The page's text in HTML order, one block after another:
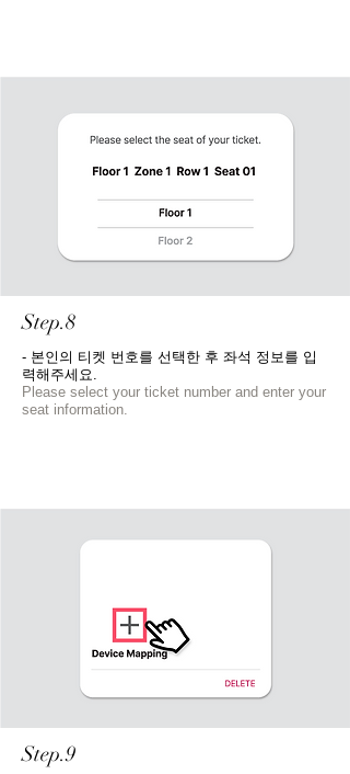
Step.8
- 본인의 티켓 번호를 선택한 후 좌석 정보를 입
력해주세요.
Please select your ticket number and enter your
seat information.
Step.9